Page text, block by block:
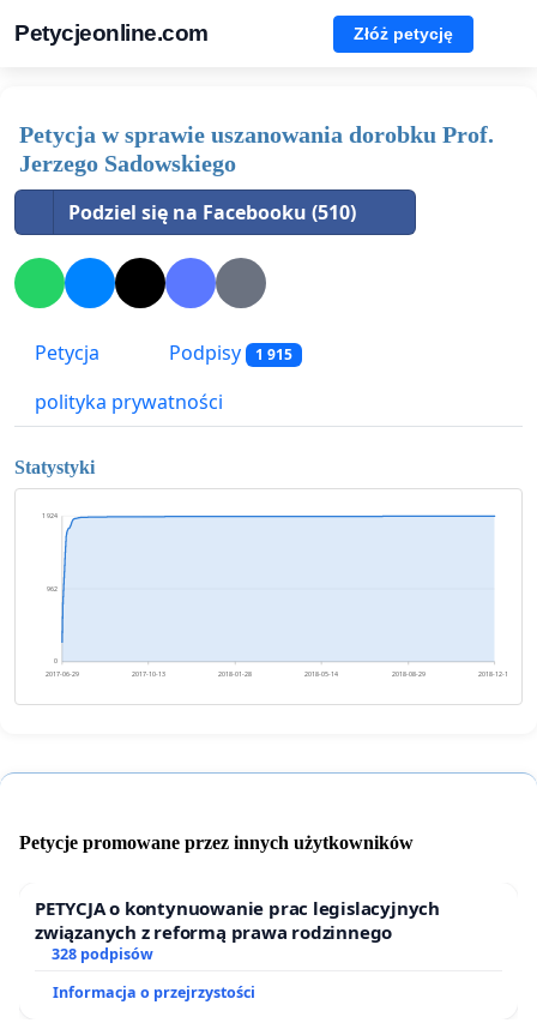
Petycjeonline.com Złóż petycję
Petycja w sprawie uszanowania dorobku Prof.
Jerzego Sadowskiego
Podziel się na Facebooku (510)
Petycja Podpisy 1 915
polityka prywatności
Statystyki
0
962
1 924
2017-06-29 2017-10-13 2018-01-28 2018-05-14 2018-08-29 2018-12-13
Petycje promowane przez innych użytkowników
PETYCJA o kontynuowanie prac legislacyjnych
związanych z reformą prawa rodzinnego
328 podpisów
Informacja o przejrzystości